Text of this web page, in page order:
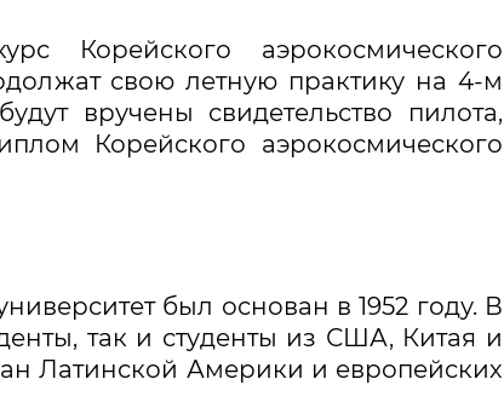
Корейского аэрокосмического
свою летную практику на 4-м
вручены свидетельство пилота,
Корейского аэрокосмического
был основан в 1952 году. В
так и студенты из США, Китая и
Латинской Америки и европейских